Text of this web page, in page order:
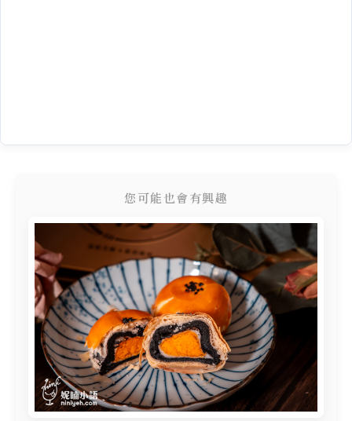
您可能也會有興趣